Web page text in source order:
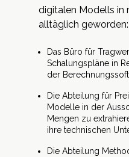
digitalen Modells in
alltäglich geworden:
Das Büro für
Schalungspläne in
der
Die Abteilung für
Modelle in der
Mengen zu
ihre technischen
Die Abteilung